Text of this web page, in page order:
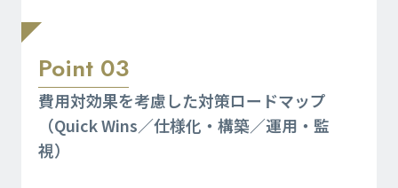
Point 03
費用対効果を考慮した対策ロードマップ
（Quick Wins／仕様化・構築／運用・監
視）